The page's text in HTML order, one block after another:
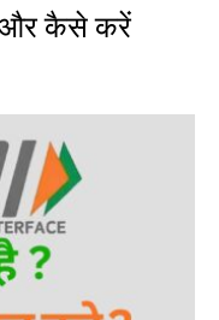
और कैसे करें